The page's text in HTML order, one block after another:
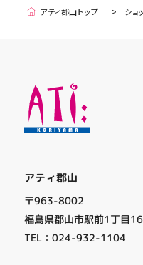
アティ郡山トップ ショ
アティ郡山
〒963-8002
福島県郡山市駅前1丁目
TEL：024-932-1104